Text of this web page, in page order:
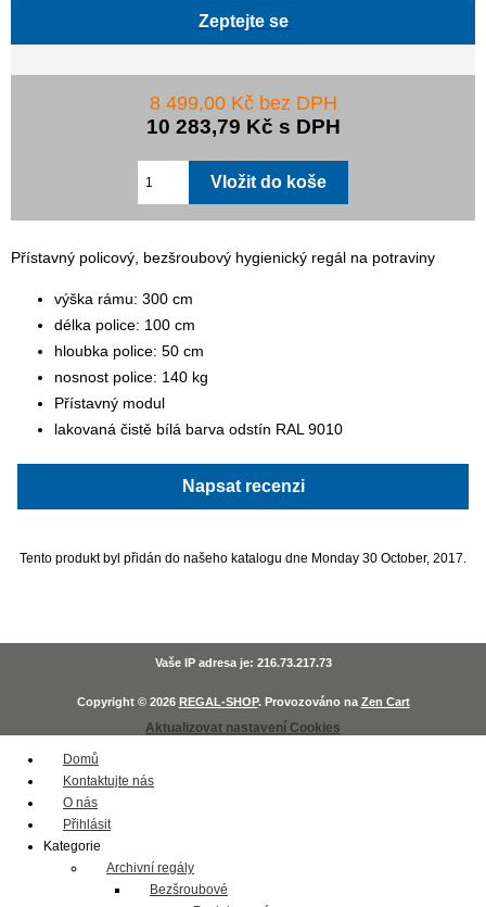
Zeptejte se
8 499,00 Kč bez DPH
10 283,79 Kč s DPH
Přístavný policový, bezšroubový hygienický regál na potraviny
výška rámu: 300 cm
délka police: 100 cm
hloubka police: 50 cm
nosnost police: 140 kg
Přístavný modul
lakovaná čistě bílá barva odstín RAL 9010
Napsat recenzi
Tento produkt byl přidán do našeho katalogu dne Monday 30 October, 2017.
Vaše IP adresa je: 216.73.217.73
Copyright © 2026 REGAL-SHOP. Provozováno na Zen Cart
Aktualizovat nastavení Cookies
Domů
Kontaktujte nás
O nás
Přihlásit
Kategorie
Archivní regály
Bezšroubové